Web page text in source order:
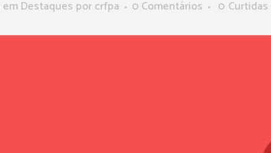
emDestaques porcrfpa 0 Comentários 0 Curtidas